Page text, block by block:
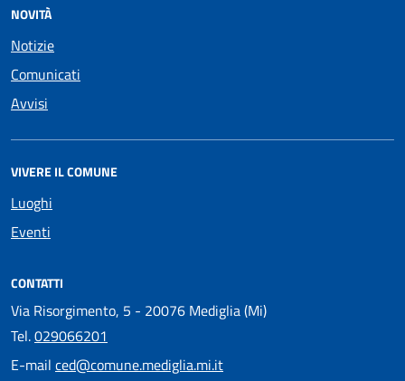
NOVITÀ
Notizie
Comunicati
Avvisi
VIVERE IL COMUNE
Luoghi
Eventi
CONTATTI
Via Risorgimento, 5 - 20076 Mediglia (Mi)
Tel.029066201
E-mail ced@comune.mediglia.mi.it